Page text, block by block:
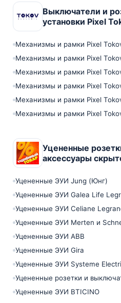
Выключатели и
установки Pixel
Механизмы и рамки Pixel
Механизмы и рамки Pixel
Механизмы и рамки Pixel
Механизмы и рамки Pixel
Механизмы и рамки Pixel
Механизмы и рамки Pixel
Уцененные
аксессуары
Уцененные ЭУИ Jung (Юнг)
Уцененные ЭУИ Galea Life
Уцененные ЭУИ Celiane
Уцененные ЭУИ Merten и
Уцененные ЭУИ ABB
Уцененные ЭУИ Gira
Уцененные ЭУИ Systeme
Уцененные розетки и
Уцененные ЭУИ BTICINO